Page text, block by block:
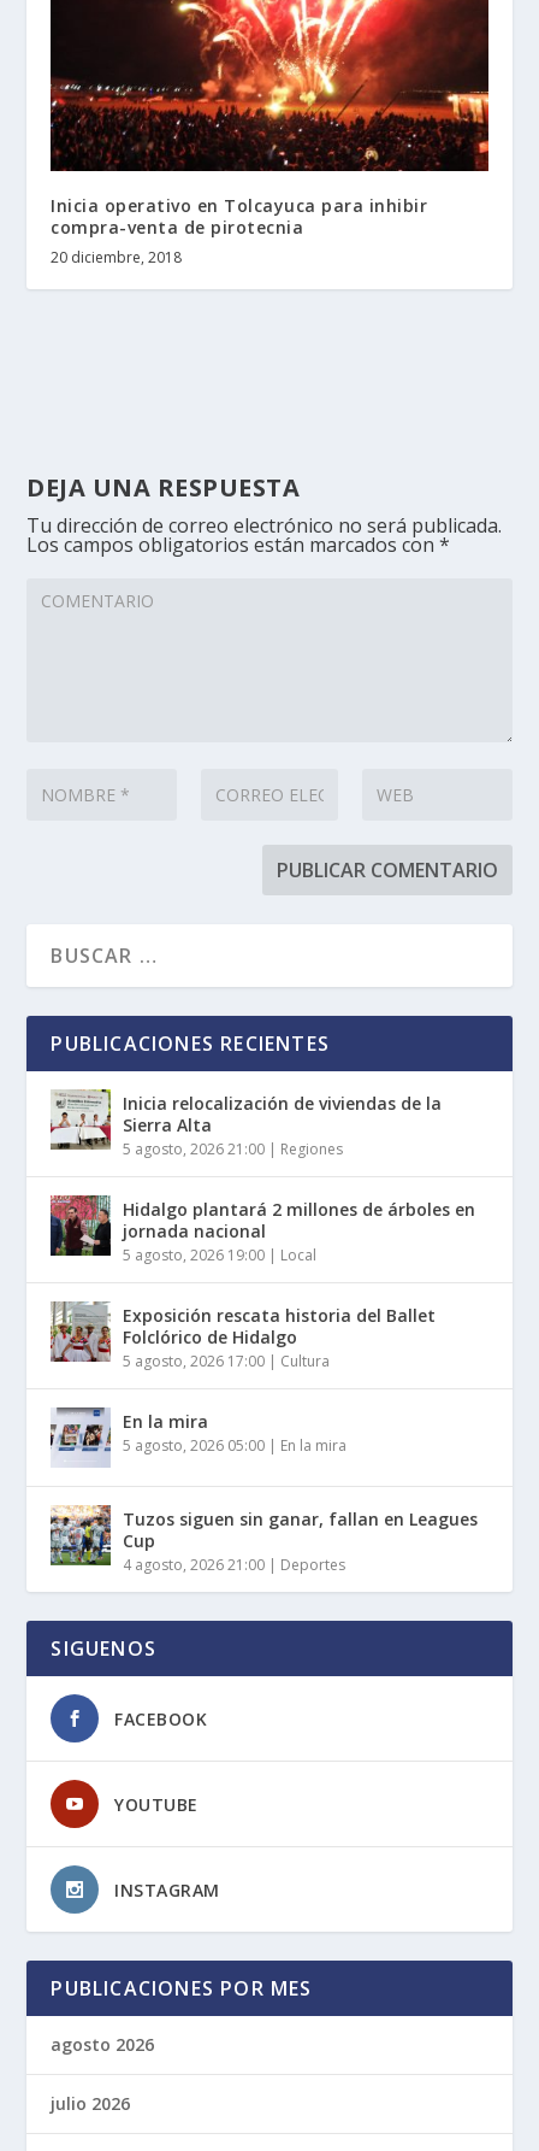
Inicia operativo en Tolcayuca para inhibir
compra-venta de pirotecnia
20 diciembre, 2018
DEJA UNA RESPUESTA
Tu dirección de correo electrónico no será publicada.
Los campos obligatorios están marcados con*
PUBLICACIONES RECIENTES
Inicia relocalización de viviendas de la
Sierra Alta
5 agosto, 2026 21:00 | Regiones
Hidalgo plantará 2 millones de árboles en
jornada nacional
5 agosto, 2026 19:00 | Local
Exposición rescata historia del Ballet
Folclórico de Hidalgo
5 agosto, 2026 17:00 | Cultura
En la mira
5 agosto, 2026 05:00 | En la mira
Tuzos siguen sin ganar, fallan en Leagues
Cup
4 agosto, 2026 21:00 | Deportes
SIGUENOS
FACEBOOK
YOUTUBE
INSTAGRAM
PUBLICACIONES POR MES
agosto 2026
julio 2026